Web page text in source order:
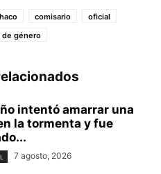
comisario
oficial
de género
intentó amarrar una
la tormenta y fue
7 agosto, 2026